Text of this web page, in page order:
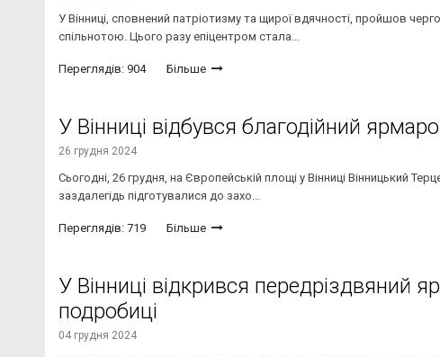
У Вінниці, сповнений патріотизму та щирої вдячності, пройшов
спільнотою. Цього разу епіцентром стала...
Переглядів: 904 Більше
У Вінниці відбувся благодійний
26 грудня 2024
Сьогодні, 26 грудня, на Європейській площі у Вінниці Вінницький
заздалегідь підготувалися до захо...
Переглядів: 719 Більше
У Вінниці відкрився передріздвяний
подробиці
04 грудня 2024